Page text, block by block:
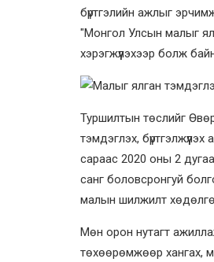
бүртгэлийн ажлыг
"Монгол Улсын малыг
хэрэгжүүлэхээр болж
Туршилтын төслийг
тэмдэглэх,
сараас 2020 оны 2
санг боловсронгуй
малын шилжилт
Мөн орон нутагт
төхөөрөмжөөр хангах,